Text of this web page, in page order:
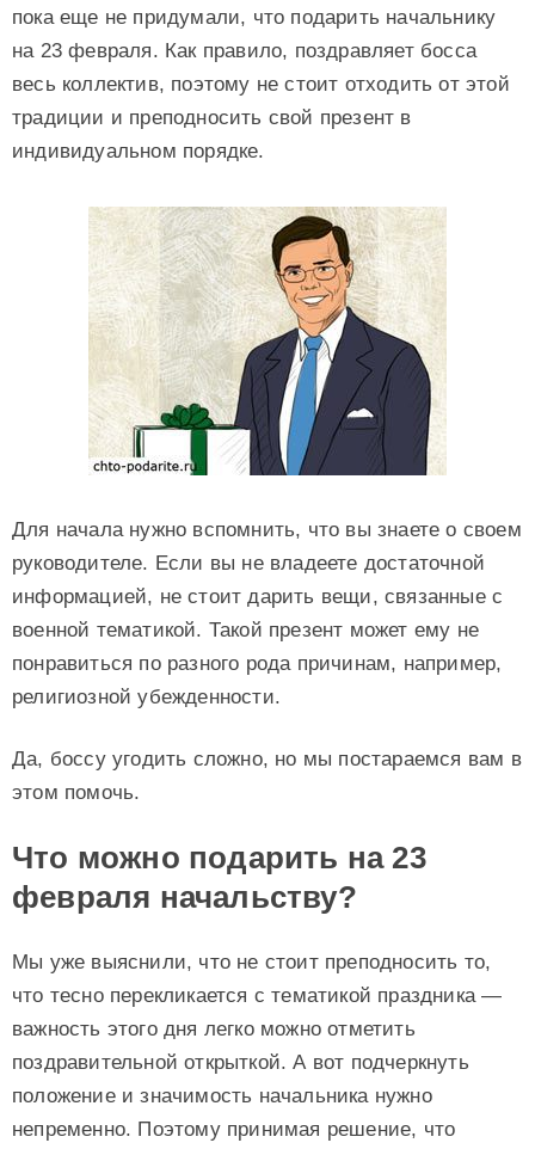
пока еще не придумали, что подарить начальнику
на 23 февраля. Как правило, поздравляет босса
весь коллектив, поэтому не стоит отходить от этой
традиции и преподносить свой презент в
индивидуальном порядке.
Для начала нужно вспомнить, что вы знаете о своем
руководителе. Если вы не владеете достаточной
информацией, не стоит дарить вещи, связанные с
военной тематикой. Такой презент может ему не
понравиться по разного рода причинам, например,
религиозной убежденности.
Да, боссу угодить сложно, но мы постараемся вам в
этом помочь.
Что можно подарить на 23
февраля начальству?
Мы уже выяснили, что не стоит преподносить то,
что тесно перекликается с тематикой праздника —
важность этого дня легко можно отметить
поздравительной открыткой. А вот подчеркнуть
положение и значимость начальника нужно
непременно. Поэтому принимая решение, что